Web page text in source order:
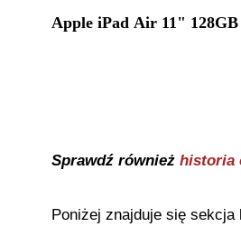
Apple iPad Air 11"
Sprawdź również historia
Poniżej znajduje się